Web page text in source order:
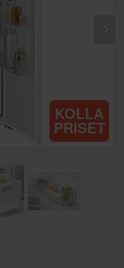
KOLLA
PRISET